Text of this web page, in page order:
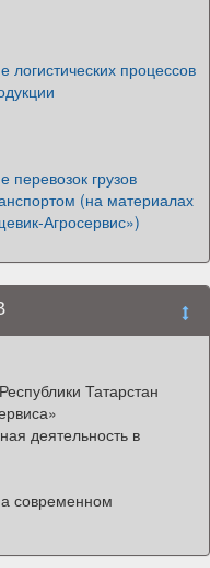
логистических процессов
перевозок грузов
(на материалах
Агросервис»)
Татарстан
деятельность в
современном